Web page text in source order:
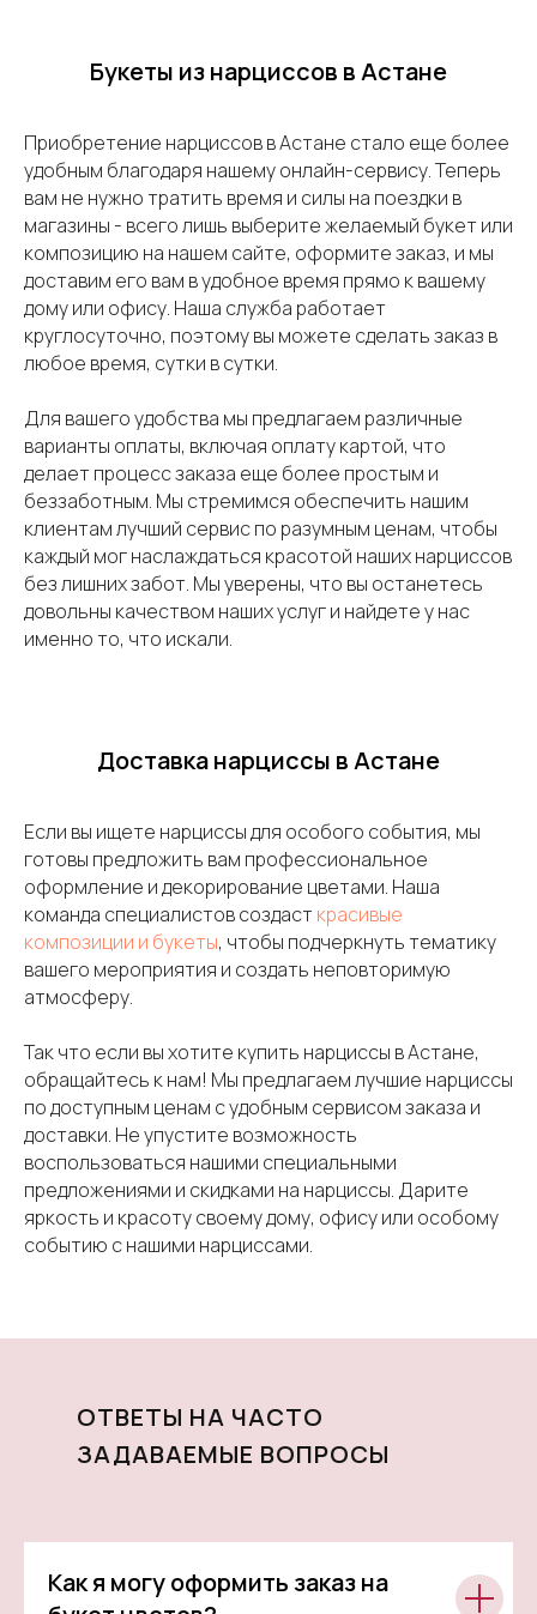
Букеты из нарциссов в Астане
Приобретение нарциссов в Астане стало еще более
удобным благодаря нашему онлайн-сервису. Теперь
вам не нужно тратить время и силы на поездки в
магазины - всего лишь выберите желаемый букет или
композицию на нашем сайте, оформите заказ, и мы
доставим его вам в удобное время прямо к вашему
дому или офису. Наша служба работает
круглосуточно, поэтому вы можете сделать заказ в
любое время, сутки в сутки.
Для вашего удобства мы предлагаем различные
варианты оплаты, включая оплату картой, что
делает процесс заказа еще более простым и
беззаботным. Мы стремимся обеспечить нашим
клиентам лучший сервис по разумным ценам, чтобы
каждый мог наслаждаться красотой наших нарциссов
без лишних забот. Мы уверены, что вы останетесь
довольны качеством наших услуг и найдете у нас
именно то, что искали.
Доставка нарциссы в Астане
Если вы ищете нарциссы для особого события, мы
готовы предложить вам профессиональное
оформление и декорирование цветами. Наша
команда специалистов создасткрасивые
композиции и букеты, чтобы подчеркнуть тематику
вашего мероприятия и создать неповторимую
атмосферу.
Так что если вы хотите купить нарциссы в Астане,
обращайтесь к нам! Мы предлагаем лучшие нарциссы
по доступным ценам с удобным сервисом заказа и
доставки. Не упустите возможность
воспользоваться нашими специальными
предложениями и скидками на нарциссы. Дарите
яркость и красоту своему дому, офису или особому
событию с нашими нарциссами.
ОТВЕТЫ НА ЧАСТО
ЗАДАВАЕМЫЕ ВОПРОСЫ
Как я могу оформить заказ на